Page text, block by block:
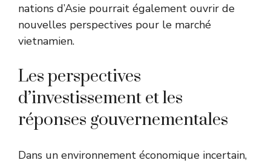
nations d’Asie pourrait également ouvrir de
nouvelles perspectives pour le marché
vietnamien.
Les perspectives
d’investissement et les
réponses gouvernementales
Dans un environnement économique incertain,